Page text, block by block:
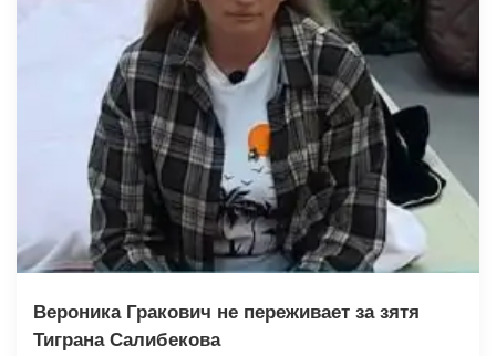
Вероника Гракович не переживает за зятя
Тиграна Салибекова